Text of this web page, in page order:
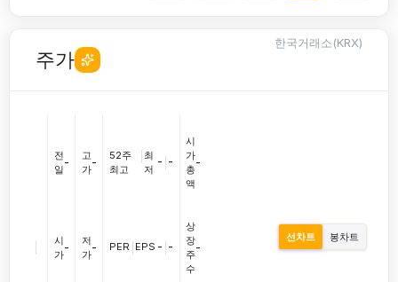
주가
한국거래소(KRX)
전
일
-
시
가
-
고
가
-
저
가
-
52주
최고
최
저
- -
PER EPS - -
시
가
총
액
-
상
장
주
수
-
선차트 봉차트